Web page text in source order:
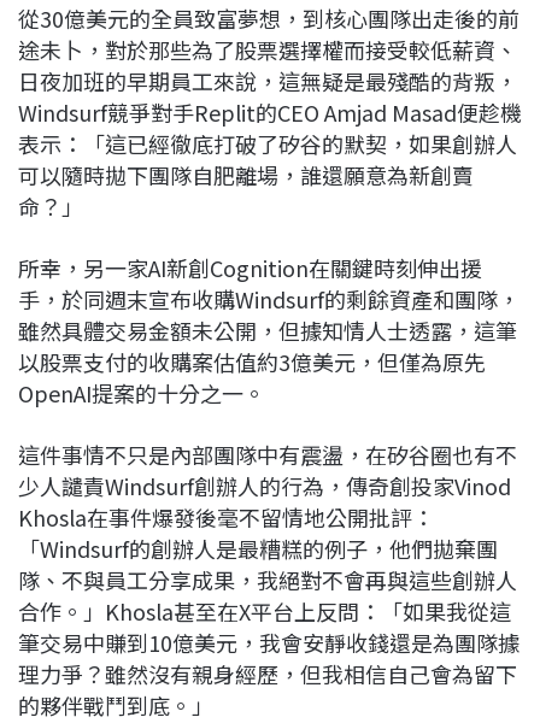
從30億美元的全員致富夢想，到核心團隊出走後的前
途未卜，對於那些為了股票選擇權而接受較低薪資、
日夜加班的早期員工來說，這無疑是最殘酷的背叛，
Windsurf競爭對手Replit的CEO Amjad Masad便趁機
表示：「這已經徹底打破了矽谷的默契，如果創辦人
可以隨時拋下團隊自肥離場，誰還願意為新創賣
命？」
所幸，另一家AI新創Cognition在關鍵時刻伸出援
手，於同週末宣布收購Windsurf的剩餘資產和團隊，
雖然具體交易金額未公開，但據知情人士透露，這筆
以股票支付的收購案估值約3億美元，但僅為原先
OpenAI提案的十分之一。
這件事情不只是內部團隊中有震盪，在矽谷圈也有不
少人譴責Windsurf創辦人的行為，傳奇創投家Vinod
Khosla在事件爆發後毫不留情地公開批評：
「Windsurf的創辦人是最糟糕的例子，他們拋棄團
隊、不與員工分享成果，我絕對不會再與這些創辦人
合作。」Khosla甚至在X平台上反問：「如果我從這
筆交易中賺到10億美元，我會安靜收錢還是為團隊據
理力爭？雖然沒有親身經歷，但我相信自己會為留下
的夥伴戰鬥到底。」